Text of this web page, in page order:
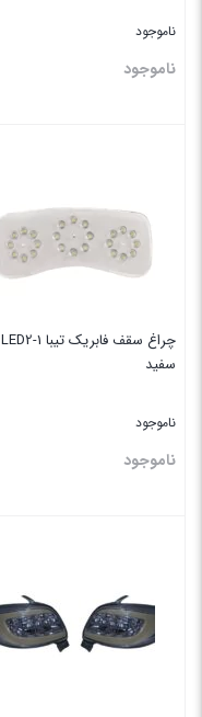
ناموجود
ناموجود
چراغ سقف فابریک تیبا LED2-1
سفید
ناموجود
ناموجود